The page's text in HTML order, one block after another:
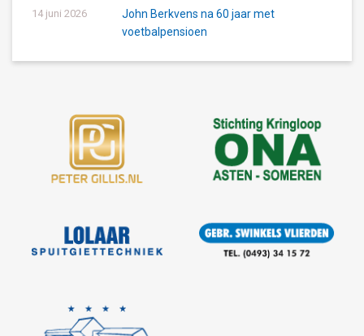
14 juni 2026
John Berkvens na 60 jaar met
voetbalpensioen